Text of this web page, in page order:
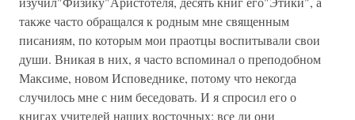
также часто обращался к родным мне священным
писаниям, по которым мои праотцы воспитывали свои
души. Вникая в них, я часто вспоминал о преподобном
Максиме, новом Исповеднике, потому что некогда
случилось мне с ним беседовать. И я спросил его о
книгах учителей наших восточных: все ли они